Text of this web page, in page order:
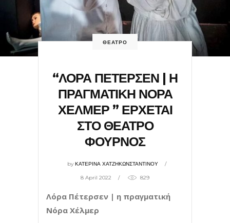
ΘΕΑΤΡΟ
“ΛΟΡΑ ΠΕΤΕΡΣΕΝ | Η
ΠΡΑΓΜΑΤΙΚΗ ΝΟΡΑ
ΧΕΛΜΕΡ ” ΕΡΧΕΤΑΙ
ΣΤΟ ΘΕΑΤΡΟ
ΦΟΥΡΝΟΣ
byΚΑΤΕΡΙΝΑ ΧΑΤΖΗΚΩΝΣΤΑΝΤΙΝΟΥ
8 April 2022 829
Λόρα Πέτερσεν | η πραγματική
Νόρα Χέλμερ